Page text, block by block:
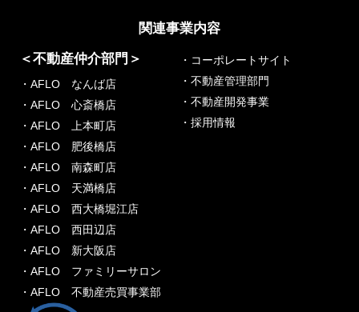
関連事業内容
＜不動産仲介部門＞
・AFLO なんば店
・AFLO 心斎橋店
・AFLO 上本町店
・AFLO 肥後橋店
・AFLO 南森町店
・AFLO 天満橋店
・AFLO 西大橋堀江店
・AFLO 西田辺店
・AFLO 新大阪店
・AFLO ファミリーサロン
・AFLO 不動産売買事業部
・コーポレートサイト
・不動産管理部門
・不動産開発事業
・採用情報